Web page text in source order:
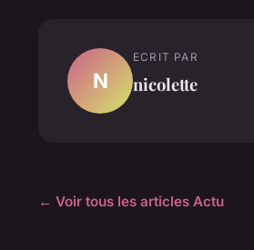
N
ECRIT PAR
nicolette
← Voir tous les articles Actu